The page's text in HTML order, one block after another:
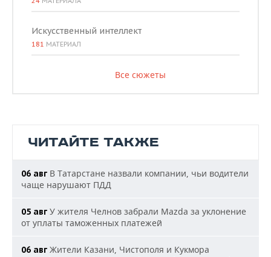
Искусственный интеллект
181 МАТЕРИАЛ
Все сюжеты
ЧИТАЙТЕ ТАКЖЕ
06 авг В Татарстане назвали компании, чьи водители
чаще нарушают ПДД
05 авг У жителя Челнов забрали Mazda за уклонение
от уплаты таможенных платежей
06 авг Жители Казани, Чистополя и Кукмора